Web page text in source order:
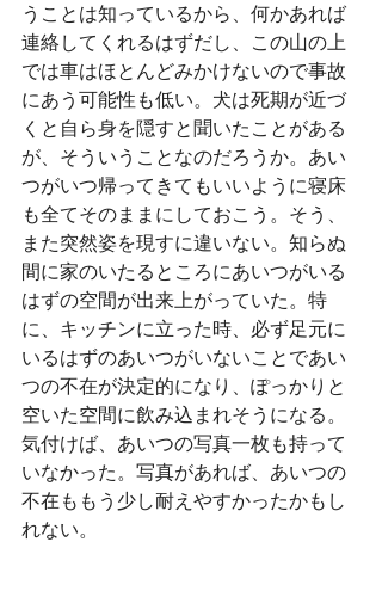
うことは知っているから、何かあれば
連絡してくれるはずだし、この山の上
では車はほとんどみかけないので事故
にあう可能性も低い。犬は死期が近づ
くと自ら身を隠すと聞いたことがある
が、そういうことなのだろうか。あい
つがいつ帰ってきてもいいように寝床
も全てそのままにしておこう。そう、
また突然姿を現すに違いない。知らぬ
間に家のいたるところにあいつがいる
はずの空間が出来上がっていた。特
に、キッチンに立った時、必ず足元に
いるはずのあいつがいないことであい
つの不在が決定的になり、ぽっかりと
空いた空間に飲み込まれそうになる。
気付けば、あいつの写真一枚も持って
いなかった。写真があれば、あいつの
不在ももう少し耐えやすかったかもし
れない。